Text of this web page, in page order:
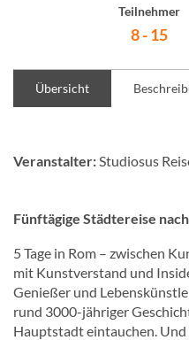
Teilnehmer
8 - 15
Übersicht
Veranstalter:Studiosus
Fünftägige Städtereise
5 Tage in Rom – zwischen
mit Kunstverstand und
Genießer und
rund 3000-jähriger
Hauptstadt eintauchen. Und